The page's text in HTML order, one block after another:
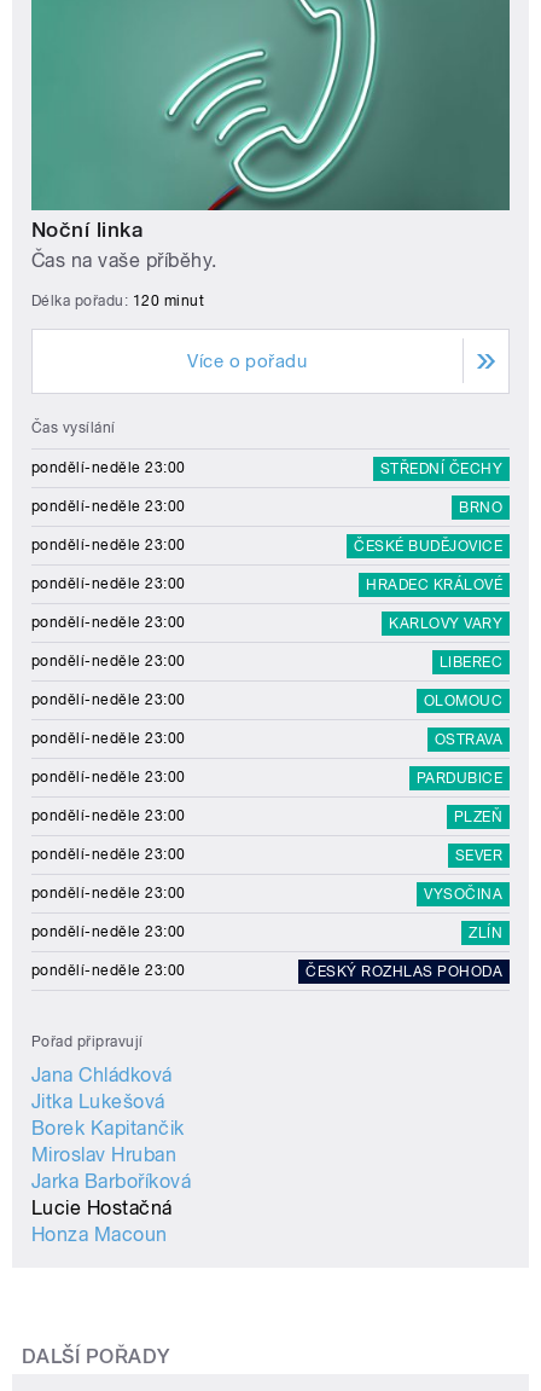
Noční linka
Čas na vaše příběhy.
Délka pořadu: 120 minut
Více o pořadu
Čas vysílání
pondělí-neděle 23:00 STŘEDNÍ ČECHY
pondělí-neděle 23:00 BRNO
pondělí-neděle 23:00 ČESKÉ BUDĚJOVICE
pondělí-neděle 23:00 HRADEC KRÁLOVÉ
pondělí-neděle 23:00 KARLOVY VARY
pondělí-neděle 23:00 LIBEREC
pondělí-neděle 23:00 OLOMOUC
pondělí-neděle 23:00 OSTRAVA
pondělí-neděle 23:00 PARDUBICE
pondělí-neděle 23:00 PLZEŇ
pondělí-neděle 23:00 SEVER
pondělí-neděle 23:00 VYSOČINA
pondělí-neděle 23:00 ZLÍN
pondělí-neděle 23:00 ČESKÝ ROZHLAS POHODA
Pořad připravují
Jana Chládková
Jitka Lukešová
Borek Kapitančik
Miroslav Hruban
Jarka Barboříková
Lucie Hostačná
Honza Macoun
DALŠÍ POŘADY